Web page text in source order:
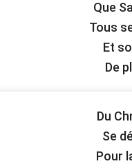
Que
Tous
Et
De
Du
Se
Pour